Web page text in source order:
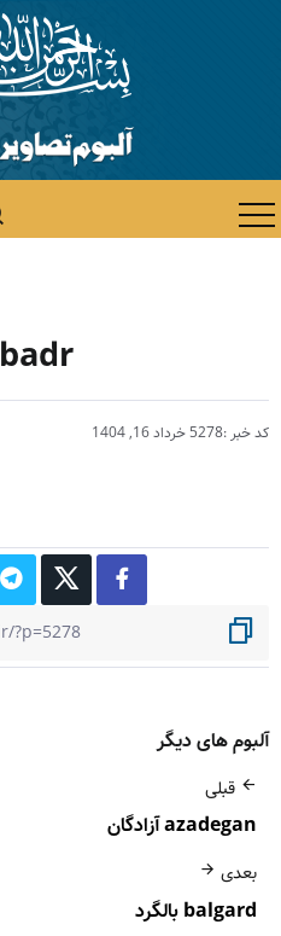
badr بدر
کد خبر :5278 خرداد 16, 1404
آلبوم های دیگر
قبلی
azadegan آزادگان
بعدی
balgard بالگرد